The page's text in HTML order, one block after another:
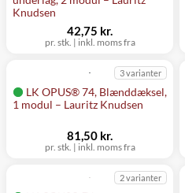
Knudsen
pr. stk. | inkl. moms fra
42,75 kr.
LK OPUS® 74, Blænddæksel,
1 modul – Lauritz Knudsen
3 varianter
pr. stk. | inkl. moms fra
81,50 kr.
2 varianter